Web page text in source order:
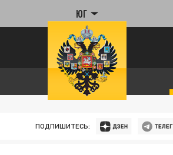
ЮГ
ПОДПИШИТЕСЬ: